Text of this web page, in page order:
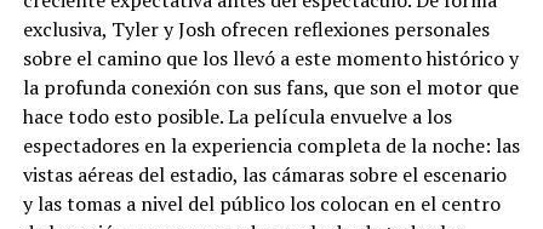
exclusiva, Tyler y Josh ofrecen reflexiones personales
sobre el camino que los llevó a este momento histórico y
la profunda conexión con sus fans, que son el motor que
hace todo esto posible. La película envuelve a los
espectadores en la experiencia completa de la noche: las
vistas aéreas del estadio, las cámaras sobre el escenario
y las tomas a nivel del público los colocan en el centro